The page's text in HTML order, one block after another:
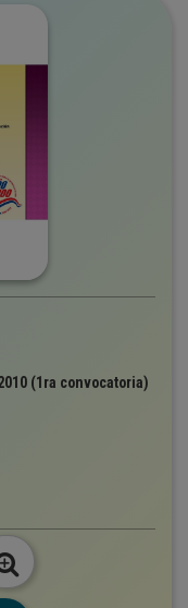
(1ra convocatoria)